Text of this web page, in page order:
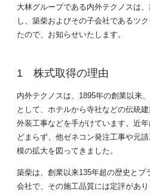
大林グループである内外テクノスは、
し、築柴およびその子会社であるツ
たので、お知らせいたします。
株式取得の理由
内外テクノスは、1895年の創業以来
として、ホテルから寺社などの伝統
外装工事などを手がけています。近
どまらず、他ゼネコン発注工事や元
模の拡大を図ってきました。
築柴は、創業以来135年超の歴史と
会社で、その施工品質には定評があ